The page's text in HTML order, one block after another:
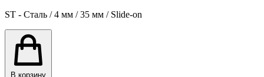
ST - Сталь / 4 мм / 35 мм / Slide-on
В корзину